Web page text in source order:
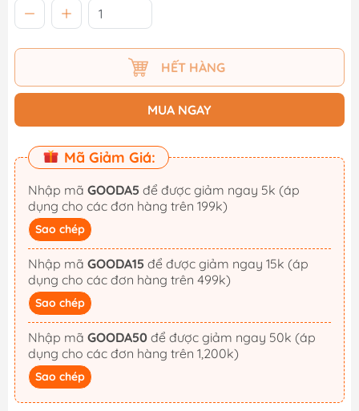
HẾT HÀNG
MUA NGAY
Mã Giảm Giá:
Nhập mã GOODA5
dụng cho các đơn hàng trên 199k)
Sao chép
Nhập mã GOODA15
dụng cho các đơn hàng trên 499k)
Sao chép
Nhập mã GOODA50
dụng cho các đơn hàng trên 1,200k)
Sao chép